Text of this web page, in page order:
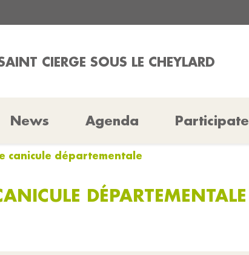
CIERGE SOUS LE CHEYLARD
News Agenda Participate
canicule départementale
DÉPARTEMENTALE